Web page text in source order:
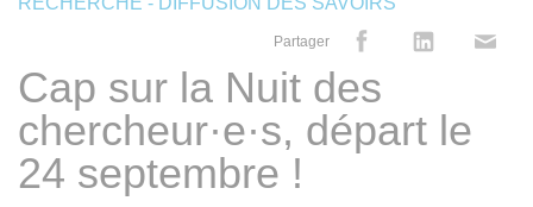
Partager
Cap sur la Nuit des
chercheur·e·s, départ le
24 septembre !